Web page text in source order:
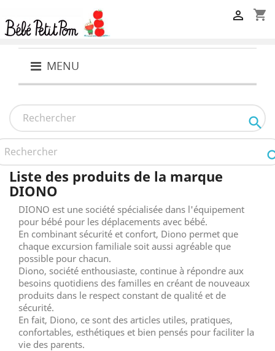
shopping_cart

MENU

Liste des produits de la marque
DIONO
DIONO est une société spécialisée dans l'équipement
pour bébé pour les déplacements avec bébé.
En combinant sécurité et confort, Diono permet que
chaque excursion familiale soit aussi agréable que
possible pour chacun.
Diono, société enthousiaste, continue à répondre aux
besoins quotidiens des familles en créant de nouveaux
produits dans le respect constant de qualité et de
sécurité.
En fait, Diono, ce sont des articles utiles, pratiques,
confortables, esthétiques et bien pensés pour faciliter la
vie des parents.